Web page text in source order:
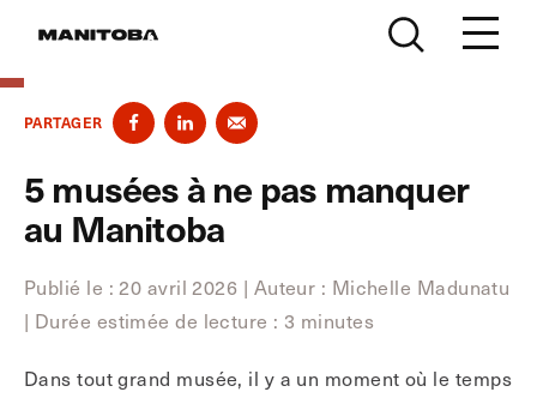
PARTAGER
5 musées à ne pas manquer
au Manitoba
Publié le : 20 avril 2026 | Auteur : Michelle Madunatu
| Durée estimée de lecture : 3 minutes
Dans tout grand musée, il y a un moment où le temps